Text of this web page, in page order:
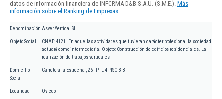
datos de información financiera de INFORMA D&B S.A.U. (S.M.E.). Más
información sobre el Ranking de Empresas.
Denominación Asver Vertical Sl.
Objeto Social
CNAE: 4121. En aquellas actividades que tuvieran carácter profesional la sociedad
actuará como intermediaria. Objeto: Construcción de edificios residenciales. La
realización de trabajos verticales
Domicilio
Social
Carretera la Estrecha , 26 - PTL 4 PISO 3 B
Localidad Oviedo